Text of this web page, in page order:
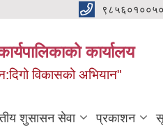
९८५६०१००५०
कार्यालय
विकासको अभियान"
शुसासन सेवा प्रकाशन